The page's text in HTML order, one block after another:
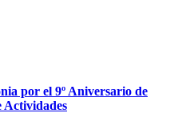
por el 9º Aniversario de
Actividades